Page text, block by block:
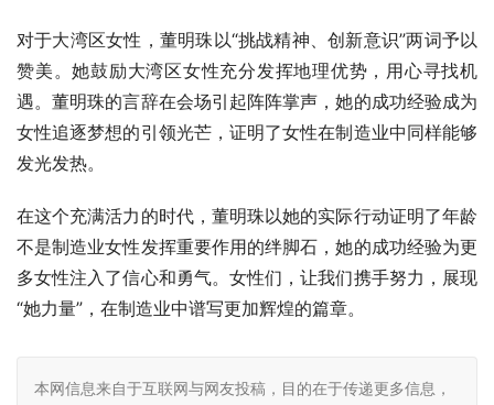
对于大湾区女性，董明珠以“挑战精神、创新意识”两词予以
赞美。她鼓励大湾区女性充分发挥地理优势，用心寻找机
遇。董明珠的言辞在会场引起阵阵掌声，她的成功经验成为
女性追逐梦想的引领光芒，证明了女性在制造业中同样能够
发光发热。
在这个充满活力的时代，董明珠以她的实际行动证明了年龄
不是制造业女性发挥重要作用的绊脚石，她的成功经验为更
多女性注入了信心和勇气。女性们，让我们携手努力，展现
“她力量”，在制造业中谱写更加辉煌的篇章。
本网信息来自于互联网与网友投稿，目的在于传递更多信息，